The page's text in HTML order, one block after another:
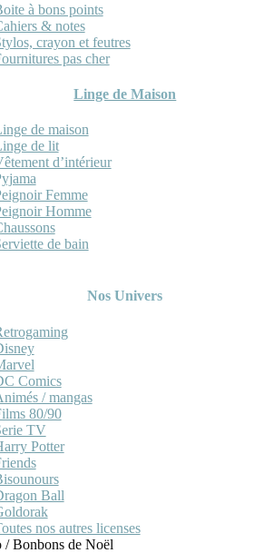
à bons points
& notes
crayon et feutres
pas cher
Linge de Maison
de maison
de lit
d’intérieur
Femme
Homme
de bain
Nos Univers
Comics
/ mangas
80/90
TV
Potter
Ball
nos autres licenses
/Bonbons de Noël